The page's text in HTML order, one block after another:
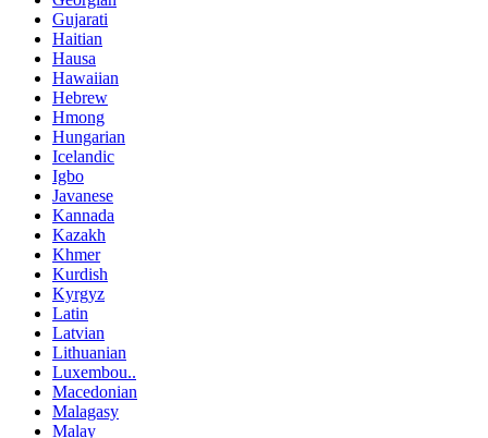
Gujarati
Haitian
Hausa
Hawaiian
Hebrew
Hmong
Hungarian
Icelandic
Igbo
Javanese
Kannada
Kazakh
Khmer
Kurdish
Kyrgyz
Latin
Latvian
Lithuanian
Luxembou..
Macedonian
Malagasy
Malay